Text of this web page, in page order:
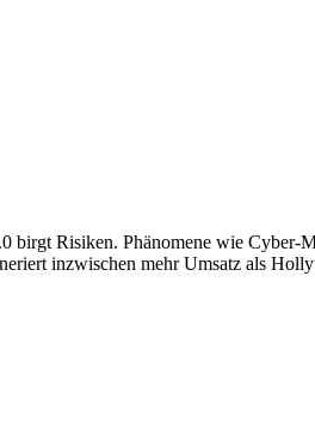
birgt Risiken. Phänomene wie Cyber-
inzwischen mehr Umsatz als